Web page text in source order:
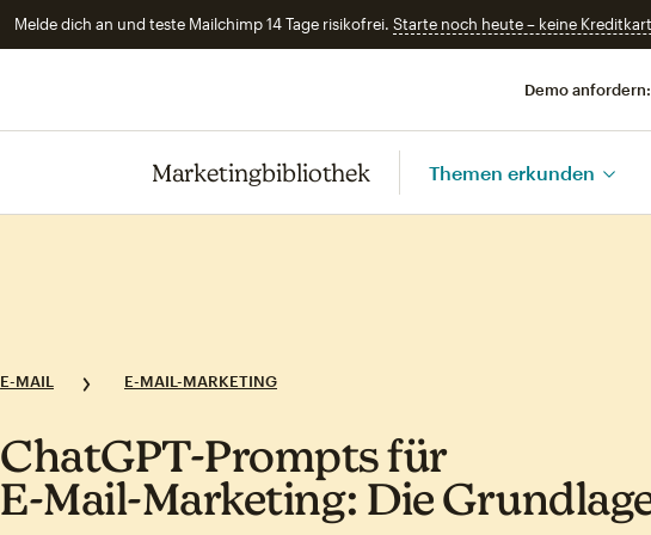
Melde dich an und teste Mailchimp 14 Tage risikofrei. Starte noch heute – keine
Demo anfordern:
Marketingbibliothek Themen erkunden
E-MAIL E-MAIL-MARKETING
ChatGPT‑Prompts für
E‑Mail‑Marketing: Die